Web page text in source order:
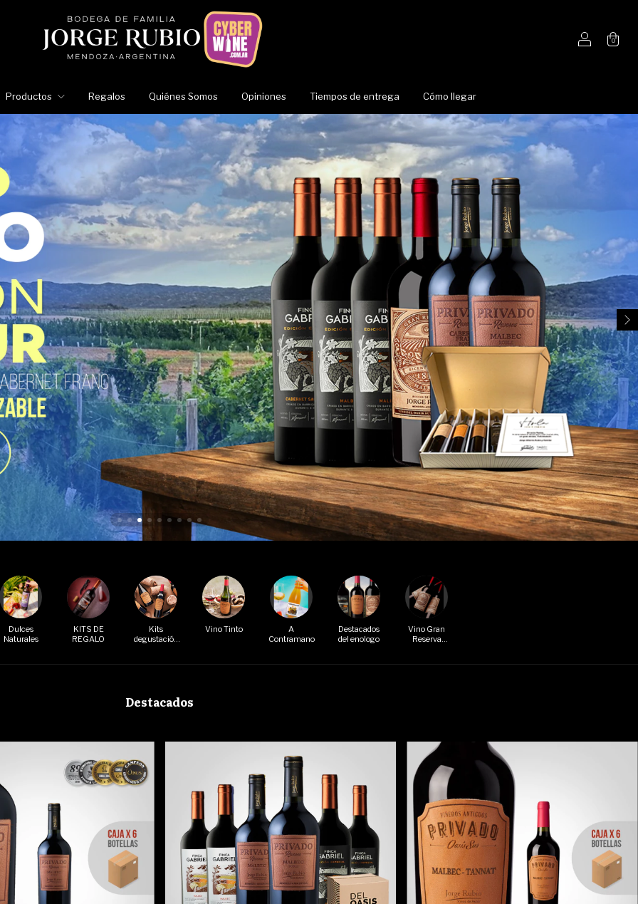
0
Productos Regalos Quiénes Somos Opiniones Tiempos de entrega Cómo llegar
Dulces
Naturales
KITS DE
REGALO
Kits
degustación
Vino Tinto
A
Contramano
Destacados
del enologo
Vino Gran
Reserva
Destacados